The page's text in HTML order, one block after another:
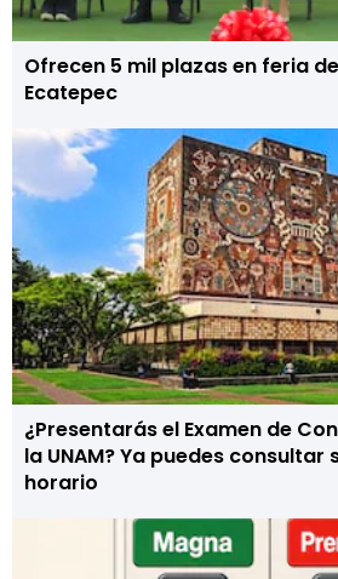
Ofrecen 5 mil plazas en feria
Ecatepec
¿Presentarás el Examen de
la UNAM? Ya puedes consultar
horario